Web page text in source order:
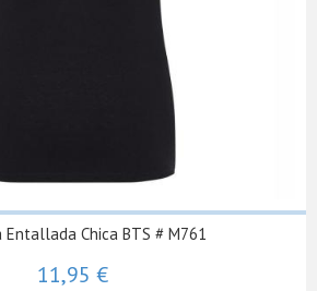
Entallada Chica BTS # M761
11,95 €